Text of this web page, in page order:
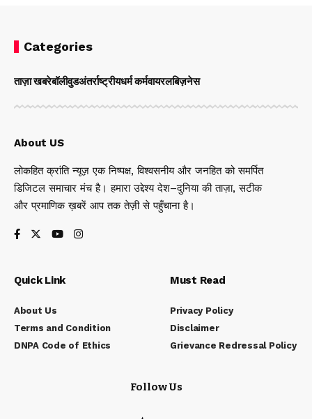
Categories
ताज़ा खबरेबॉलीवुडअंतर्राष्ट्रीयधर्म कर्मवायरलबिज़नेस
About US
लोकहित क्रांति न्यूज़ एक निष्पक्ष, विश्वसनीय और जनहित को समर्पित
डिजिटल समाचार मंच है। हमारा उद्देश्य देश–दुनिया की ताज़ा, सटीक
और प्रमाणिक ख़बरें आप तक तेज़ी से पहुँचाना है।
Quick Link
About Us
Terms and Condition
DNPA Code of Ethics
Must Read
Privacy Policy
Disclaimer
Grievance Redressal Policy
Follow Us